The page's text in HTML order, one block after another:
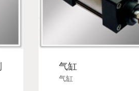
气缸
气缸